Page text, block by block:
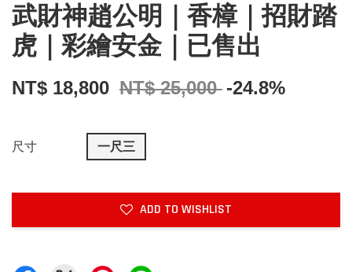
武財神趙公明｜香樟｜招財踏
虎｜彩繪安金｜已售出
NT$ 18,800 NT$ 25,000 -24.8%
尺寸 一尺三
ADD TO WISHLIST